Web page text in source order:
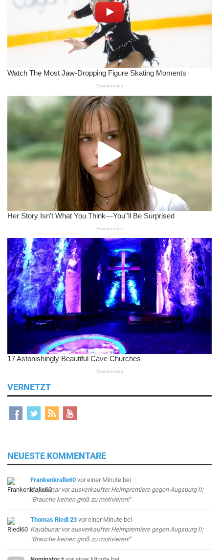
VERNETZT
NEUESTE KOMMENTARE
Frankenkralle60 vor einer Minute bei
Kayabunar vor ausverkaufter Heimpremiere gegen Augsburg II:
"Brauche keinen groß zu motivieren!"
Thomas Riedl 23 vor einer Minute bei
Kayabunar vor ausverkaufter Heimpremiere gegen Augsburg II:
"Brauche keinen groß zu motivieren!"